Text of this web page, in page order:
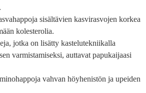
sisältävien kasvirasvojen korkea
kolesterolia.
jotka on lisätty kastelutekniikalla
varmistamiseksi, auttavat papukaijaasi
vahvan höyhenistön ja upeiden